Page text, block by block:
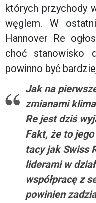
których przychody
węglem. W
Hannover Re
choć stanowisko
powinno być
Jak na
zmianami
Re jest dziś
Fakt, że to
tacy jak Swiss
liderami w
współpracę z
powinien